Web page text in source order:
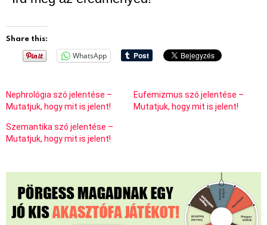
Share this:
WhatsApp
Nephrológia szó jelentése –
Mutatjuk, hogy mit is jelent!
Eufemizmus szó jelentése –
Mutatjuk, hogy mit is jelent!
Szemantika szó jelentése –
Mutatjuk, hogy mit is jelent!